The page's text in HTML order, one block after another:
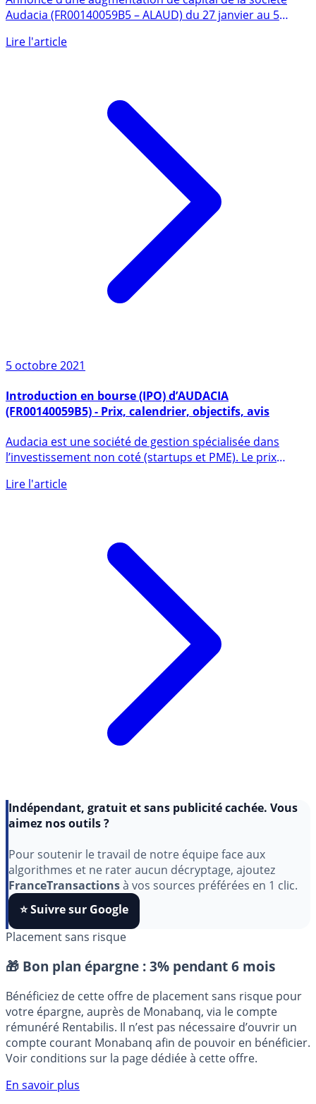
Audacia (FR00140059B5 – ALAUD) du 27 janvier au 5
5 octobre 2021
(FR00140059B5) - Prix, calendrier, objectifs, avis
l’investissement non coté (startups et PME). Le prix
aimez nos outils ?
Pour soutenir le travail de notre équipe face aux
algorithmes et ne rater aucun décryptage, ajoutez
FranceTransactionsà vos sources préférées en 1 clic.
⭐️ Suivre sur Google
Placement sans risque
🎁 Bon plan épargne : 3% pendant 6 mois
Bénéficiez de cette offre de placement sans risque pour
votre épargne, auprès de Monabanq, via le compte
rémunéré Rentabilis. Il n’est pas nécessaire d’ouvrir un
Voir conditions sur la page dédiée à cette offre.